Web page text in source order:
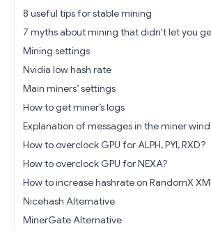
8 useful tips for stable mining
7 myths about mining that didn't let you
Mining settings
Nvidia low hash rate
Main miners’ settings
How to get miner’s logs
Explanation of messages in the miner
How to overclock GPU for ALPH, PYI, RXD?
How to overclock GPU for NEXA?
How to increase hashrate on RandomX
Nicehash Alternative
MinerGate Alternative